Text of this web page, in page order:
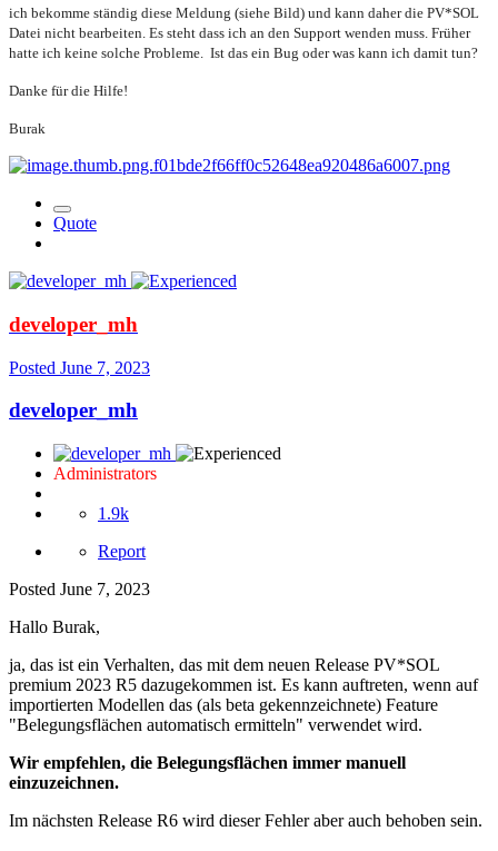
ich bekomme ständig diese Meldung (siehe Bild) und kann daher die PV*SOL
Datei nicht bearbeiten. Es steht dass ich an den Support wenden muss. Früher
hatte ich keine solche Probleme. Ist das ein Bug oder was kann ich damit tun?
Danke für die Hilfe!
Burak
Quote
developer_mh
Posted June 7, 2023
developer_mh
Administrators
1.9k
Report
Posted June 7, 2023
Hallo Burak,
ja, das ist ein Verhalten, das mit dem neuen Release PV*SOL
premium 2023 R5 dazugekommen ist. Es kann auftreten, wenn auf
importierten Modellen das (als beta gekennzeichnete) Feature
"Belegungsflächen automatisch ermitteln" verwendet wird.
Wir empfehlen, die Belegungsflächen immer manuell
einzuzeichnen.
Im nächsten Release R6 wird dieser Fehler aber auch behoben sein.